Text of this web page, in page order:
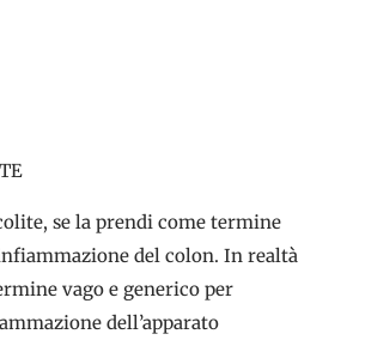
se la prendi come termine
del colon. In realtà
vago e generico per
dell’apparato